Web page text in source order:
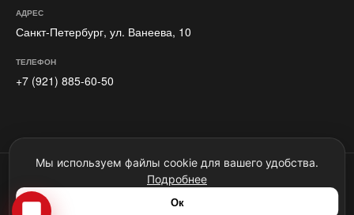
АДРЕС
Санкт-Петербург, ул. Ванеева, 10
ТЕЛЕФОН
+7 (921) 885-60-50
Motul Команда. Авторские права © 2022-2026. Копирование любых
материалов запрещено по закону. Статья 146 УК РФ.
Сайт является ознакомительной платформой и ни при каких
Мы используем файлы cookie для вашего удобства.
Подробнее
Ок